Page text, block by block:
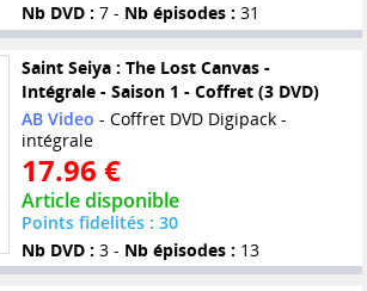
Nb DVD : 7 - Nb épisodes : 31
Saint Seiya : The Lost Canvas -
Intégrale - Saison 1 - Coffret (3 DVD)
AB Video - Coffret DVD Digipack -
intégrale
17.96 €
Article disponible
Points fidelités : 30
Nb DVD : 3 - Nb épisodes : 13